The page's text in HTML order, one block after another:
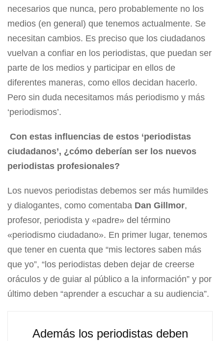
necesarios que nunca, pero probablemente no los
medios (en general) que tenemos actualmente. Se
necesitan cambios. Es preciso que los ciudadanos
vuelvan a confiar en los periodistas, que puedan ser
parte de los medios y participar en ellos de
diferentes maneras, como ellos decidan hacerlo.
Pero sin duda necesitamos más periodismo y más
‘periodismos’.
Con estas influencias de estos ‘periodistas
ciudadanos’, ¿cómo deberían ser los nuevos
periodistas profesionales?
Los nuevos periodistas debemos ser más humildes
y dialogantes, como comentaba Dan Gillmor,
profesor, periodista y «padre» del término
«periodismo ciudadano». En primer lugar, tenemos
que tener en cuenta que “mis lectores saben más
que yo”, “los periodistas deben dejar de creerse
oráculos y de guiar al público a la información” y por
último deben “aprender a escuchar a su audiencia”.
Además los periodistas deben